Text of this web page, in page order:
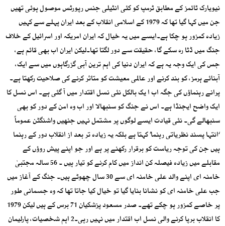
نیویارک ٹائمز کے مطابق ٹرمپ کو کئی انٹیلی جنس رپورٹس موصول ہوئی تھیں
جن میں کہا گیا تھا کہ 1979 کے اسلامی انقلاب کے بعد ایران پہلے سے کہیں
زیادہ کمزور ہو چکا ہے۔ایسے میں یہ خیال کہ ایران امریکہ اور اسرائیل کے خلاف
جنگ میں ڈٹا رہ سکے گا، حقیقت سے دور لگتا تھا۔لیکن ایران اب بھی قائم ہے،
جس کی ایک وجہ یہ ہے کہ ایران دنیا کی اہم ترین آبی گزرگاہوں میں سے ایک،
آبنائے ہرمز، کو بند کرنے اور عالمی معیشت کو متاثر کرنے کی صلاحیت رکھتا ہے۔
پرانے رہنماؤں کی جگہ اب ا یک بالکل نئی نسل اقتدار میں آ گئی ہے۔ اس نسل کا
ایک واضح ایجنڈا ہے۔ اس نے جنگ کو سنبھالا اور اب وہ امن کے دور کو بھی
سنبھالے گی۔ نئی قیادت ایسے لوگوں پر مشتمل نہیں جنھیں واشنگٹن عموماً
‘انتہا پسند نظریاتی رہنما’ کہتا ہے بلکہ یہ زیادہ تر بعد از انقلاب دور کے رہنما
ہیں جن کی توجہ ریاست کو برقرار رکھنے پر ہے اور جو اپنے پیش روؤں کے
مقابلے میں زیادہ فیصلہ کن انداز میں کام کرنے کو تیار ہیں ۔ 56 سالہ مجتبیٰ
خامنہ ای اپنے والد علی خامنہ ای سے 30 سال چھوٹے ہیں۔ جنگ کے آغاز میں
جب علی خامنہ ای کو نشانا بنایا گیا تو خیال کیا جاتا تھا کہ وہ جسمانی طور
پر خاصے کمزور ہو چکے تھے۔ صدر مسعود پزشکیان 71 برس کے ہیں لیکن 1979
کا انقلاب برپا کرنے والی نسل اب اقتدار میں نہیں رہی۔2 اہم شخصیات، پارلیمان